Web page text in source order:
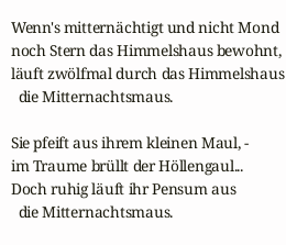
Wenn's mitternächtigt und nicht Mond
noch Stern das Himmelshaus bewohnt,
läuft zwölfmal durch das Himmelshaus
  die Mitternachtsmaus.
Sie pfeift aus ihrem kleinen Maul, -
im Traume brüllt der Höllengaul...
Doch ruhig läuft ihr Pensum aus
  die Mitternachtsmaus.